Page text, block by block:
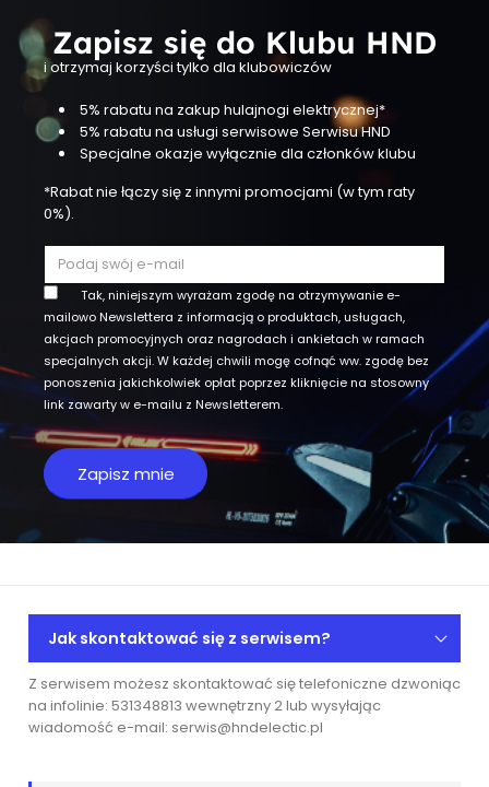
Zapisz się do Klubu HND
i otrzymaj korzyści tylko dla klubowiczów
5% rabatu na zakup hulajnogi elektrycznej*
5% rabatu na usługi serwisowe Serwisu HND
Specjalne okazje wyłącznie dla członków klubu
*Rabat nie łączy się z innymi promocjami (w tym raty
0%).
Tak, niniejszym wyrażam zgodę na otrzymywanie e-
mailowo Newslettera z informacją o produktach, usługach,
akcjach promocyjnych oraz nagrodach i ankietach w ramach
specjalnych akcji. W każdej chwili mogę cofnąć ww. zgodę bez
ponoszenia jakichkolwiek opłat poprzez kliknięcie na stosowny
link zawarty w e-mailu z Newsletterem.
Jak skontaktować się z serwisem?
Z serwisem możesz skontaktować się telefoniczne dzwoniąc
na infolinie: 531348813 wewnętrzny 2 lub wysyłając
wiadomość e-mail: serwis@hndelectic.pl